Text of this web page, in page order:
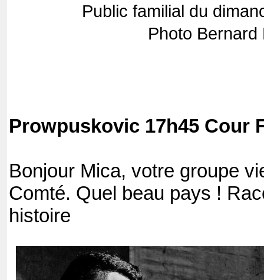
Public familial du
Photo Bernard
Prowpuskovic 17h45 Cour
Bonjour Mica, votre groupe
Comté. Quel beau pays !
histoire